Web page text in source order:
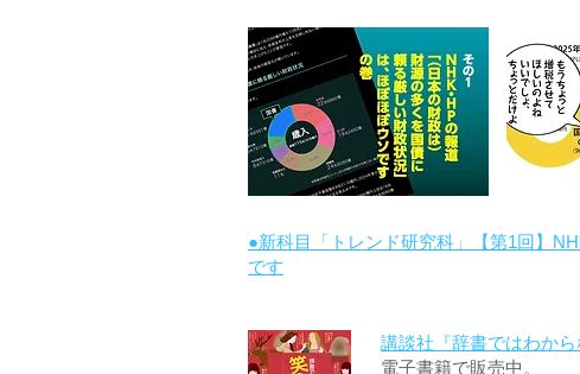
●新科目「トレンド研究科」【第1回】
です
講談社『辞書ではわか
電子書籍で販売中。